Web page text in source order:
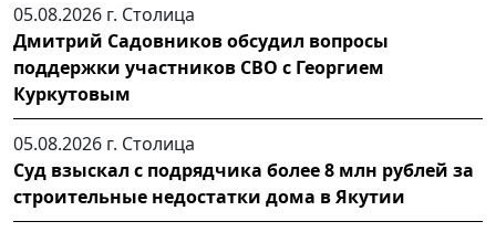
05.08.2026 г. Столица
Дмитрий Садовников обсудил вопросы
поддержки участников СВО с Георгием
Куркутовым
05.08.2026 г. Столица
Суд взыскал с подрядчика более 8 млн рублей за
строительные недостатки дома в Якутии